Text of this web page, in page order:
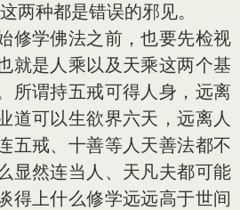
两种都是错误的邪见。
学佛法之前，也要先检视
就是人乘以及天乘这两个基
所谓持五戒可得人身，远离
道可以生欲界六天，远离人
五戒、十善等人天善法都不
显然连当人、天凡夫都可能
得上什么修学远远高于世间